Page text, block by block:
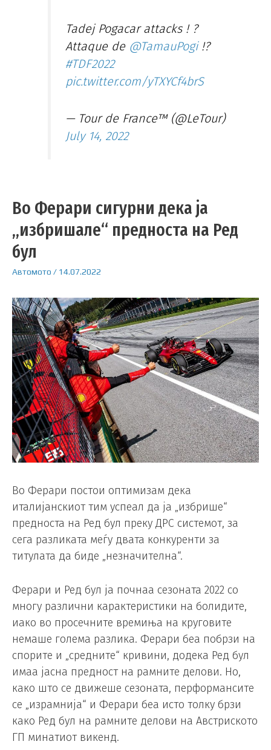
Tadej Pogacar attacks ! ?
Attaque de @TamauPogi!?
#TDF2022
pic.twitter.com/yTXYCf4brS
— Tour de France™ (@LeTour)
July 14, 2022
Во Ферари сигурни дека ја
„избришале“ предноста на Ред
бул
Автомото / 14.07.2022
Во Ферари постои оптимизам дека
италијанскиот тим успеал да ја „избрише“
предноста на Ред бул преку ДРС системот, за
сега разликата меѓу двата конкуренти за
титулата да биде „незначителна“.
Ферари и Ред бул ја почнаа сезоната 2022 со
многу различни карактеристики на болидите,
иако во просечните времиња на круговите
немаше голема разлика. Ферари беа побрзи на
спорите и „средните“ кривини, додека Ред бул
имаа јасна предност на рамните делови. Но,
како што се движеше сезоната, перформансите
се „израмнија“ и Ферари беа исто толку брзи
како Ред бул на рамните делови на Австриското
ГП минатиот викенд.